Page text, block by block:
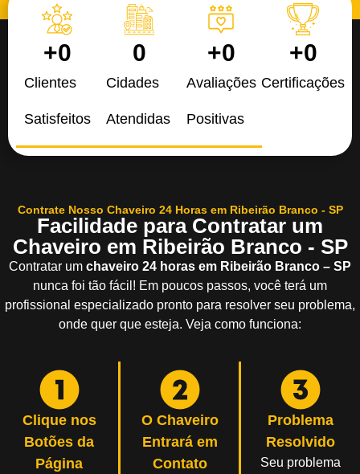
Clientes
Satisfeitos
+0
Cidades
Atendidas
0
Avaliações
Positivas
+0
Certificações
+0
Contrate Nosso Chaveiro 24 Horas em Ribeirão Branco - SP
Facilidade para Contratar um
Chaveiro em Ribeirão Branco - SP
Contratar um chaveiro 24 horas em Ribeirão Branco – SP
nunca foi tão fácil! Em poucos passos, você terá um
profissional especializado pronto para resolver seu problema,
onde quer que esteja. Veja como funciona:
Clique nos
Botões da
Página
O Chaveiro
Entrará em
Contato
Problema
Resolvido
Seu problema